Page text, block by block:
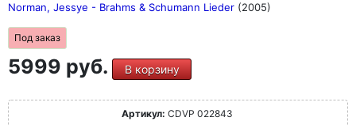
Norman, Jessye - Brahms & Schumann Lieder (2005)
Под заказ
5999 руб. В корзину
Артикул: CDVP 022843